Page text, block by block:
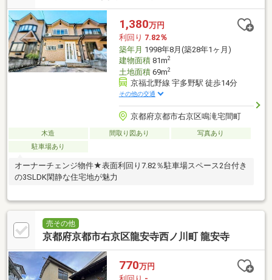
1,380万円
利回り 7.82％
築年月 1998年8月(築28年1ヶ月)
建物面積81m2
土地面積69m2
京福北野線 宇多野駅 徒歩14分
その他の交通
京都府京都市右京区鳴滝宅間町
木造 間取り図あり
写真あり
駐車場あり
オーナーチェンジ物件★表面利回り7.82％駐車場スペース2台付き
の3SLDK閑静な住宅地が魅力
売その他
京都府京都市右京区龍安寺西ノ川町 龍安寺
770万円